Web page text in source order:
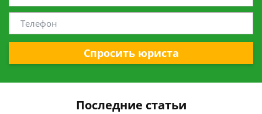
Спросить юриста
Последние статьи